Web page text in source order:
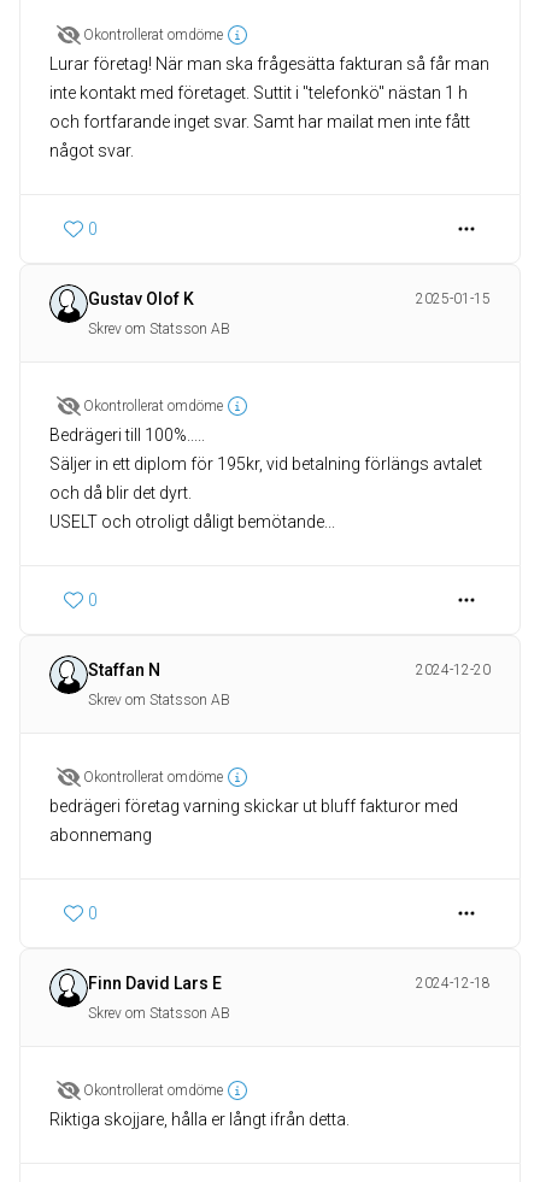
Okontrollerat omdöme
Lurar företag! När man ska frågesätta fakturan så får man
inte kontakt med företaget. Suttit i "telefonkö" nästan 1 h
och fortfarande inget svar. Samt har mailat men inte fått
något svar.
0
Gustav Olof K
2025-01-15
Skrev om Statsson AB
Okontrollerat omdöme
Bedrägeri till 100%.....
Säljer in ett diplom för 195kr, vid betalning förlängs avtalet
och då blir det dyrt.
USELT och otroligt dåligt bemötande...
0
Staffan N
2024-12-20
Skrev om Statsson AB
Okontrollerat omdöme
bedrägeri företag varning skickar ut bluff fakturor med
abonnemang
0
Finn David Lars E
2024-12-18
Skrev om Statsson AB
Okontrollerat omdöme
Riktiga skojjare, hålla er långt ifrån detta.